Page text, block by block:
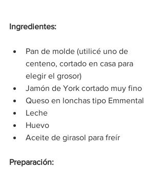
Ingredientes:
Pan de molde (utilicé uno de
centeno, cortado en casa para
elegir el grosor)
Jamón de York cortado muy fino
Queso en lonchas tipo Emmental
Leche
Huevo
Aceite de girasol para freír
Preparación: